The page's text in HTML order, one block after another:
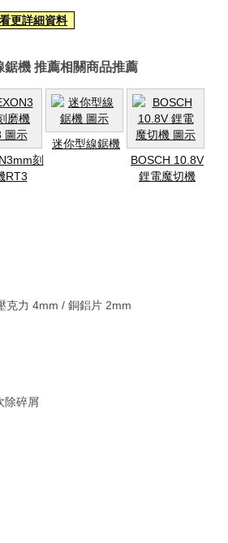
看更詳細資料
鋸機 推薦相關商品推薦
刻
RT3
迷你型線鋸機
BOSCH 10.8V
鋰電魔切機
克力 4mm / 銅鋁片 2mm
邊吹除碎屑